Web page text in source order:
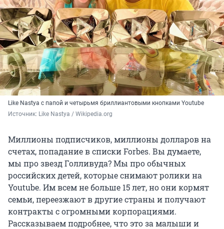
Like Nastya с папой и четырьмя бриллиантовыми кнопками Youtube
Источник: Like Nastya / Wikipedia.org
Миллионы подписчиков, миллионы долларов на
счетах, попадание в списки Forbes. Вы думаете,
мы про звезд Голливуда? Мы про обычных
российских детей, которые снимают ролики на
Youtube. Им всем не больше 15 лет, но они кормят
семьи, переезжают в другие страны и получают
контракты с огромными корпорациями.
Рассказываем подробнее, что это за малыши и